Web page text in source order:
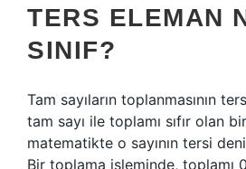
TERS ELEMAN
SINIF?
Tam sayıların toplanmasının
tam sayı ile toplamı sıfır olan
matematikte o sayının tersi
Bir toplama işleminde, toplamı